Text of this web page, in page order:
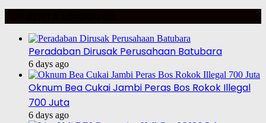
Peradaban Dirusak Perusahaan Batubara
6 days ago
Oknum Bea Cukai Jambi Peras Bos Rokok Illegal
700 Juta
6 days ago